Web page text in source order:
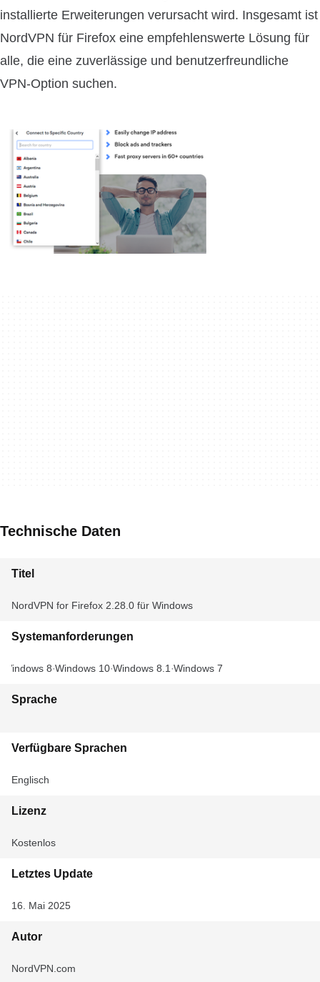
installierte Erweiterungen verursacht wird. Insgesamt ist
NordVPN für Firefox eine empfehlenswerte Lösung für
alle, die eine zuverlässige und benutzerfreundliche
VPN-Option suchen.
Technische Daten
Titel
NordVPN for Firefox 2.28.0 für Windows
Systemanforderungen
Windows 8 Windows 10 Windows 8.1 Windows 7
Sprache
Verfügbare Sprachen
Englisch
Lizenz
Kostenlos
Letztes Update
16. Mai 2025
Autor
NordVPN.com